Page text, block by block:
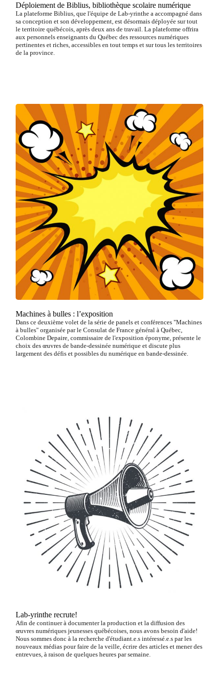
Déploiement de Biblius, bibliothèque scolaire numérique
La plateforme Biblius, que l'équipe de Lab-yrinthe a accompagné dans
sa conception et son développement, est désormais déployée sur tout
le territoire québécois, après deux ans de travail. La plateforme offrira
aux personnels enseignants du Québec des ressources numériques
pertinentes et riches, accessibles en tout temps et sur tous les territoires
de la province.
Machines à bulles : l’exposition
Dans ce deuxième volet de la série de panels et conférences "Machines
à bulles" organisée par le Consulat de France général à Québec,
Colombine Depaire, commissaire de l'exposition éponyme, présente le
choix des œuvres de bande-dessinée numérique et discute plus
largement des défis et possibles du numérique en bande-dessinée.
Lab-yrinthe recrute!
Afin de continuer à documenter la production et la diffusion des
œuvres numériques jeunesses québécoises, nous avons besoin d'aide!
Nous sommes donc à la recherche d'étudiant.e.s intéressé.e.s par les
nouveaux médias pour faire de la veille, écrire des articles et mener des
entrevues, à raison de quelques heures par semaine.